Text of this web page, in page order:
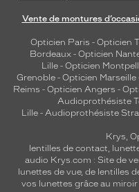
Vente de montures
Opticien Paris - Opticien
Bordeaux- Opticien
Lille - Opticien
Grenoble - Opticien Marseille
Reims - Opticien Angers -
Audioprothésiste
Lille- Audioprothésiste
Krys,
lentilles de contact,
audio Krys.com : Site de
lunettes de vue, de lentilles
vos lunettes grâce au